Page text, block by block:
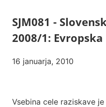
SJM081 -
2008/1:
16 januarja, 2010
Vsebina cele raziskave